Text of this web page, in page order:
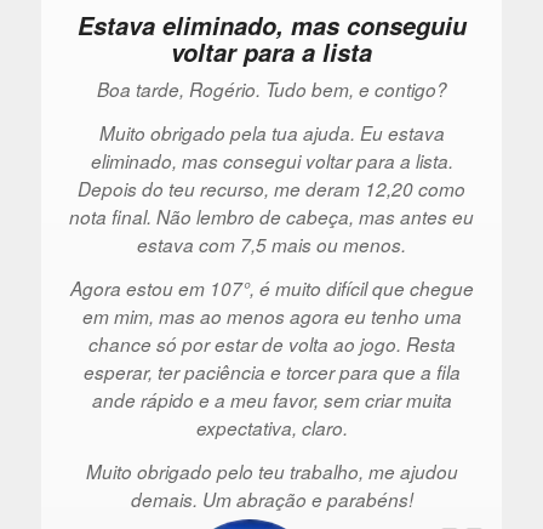
Estava eliminado, mas conseguiu
voltar para a lista
Boa tarde, Rogério. Tudo bem, e contigo?
Muito obrigado pela tua ajuda. Eu estava
eliminado, mas consegui voltar para a lista.
Depois do teu recurso, me deram 12,20 como
nota final. Não lembro de cabeça, mas antes eu
estava com 7,5 mais ou menos.
Agora estou em 107°, é muito difícil que chegue
em mim, mas ao menos agora eu tenho uma
chance só por estar de volta ao jogo. Resta
esperar, ter paciência e torcer para que a fila
ande rápido e a meu favor, sem criar muita
expectativa, claro.
Muito obrigado pelo teu trabalho, me ajudou
demais. Um abração e parabéns!